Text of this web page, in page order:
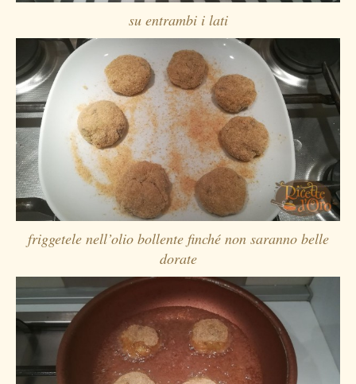
su entrambi i lati
friggetele nell’olio bollente finché non saranno belle
dorate